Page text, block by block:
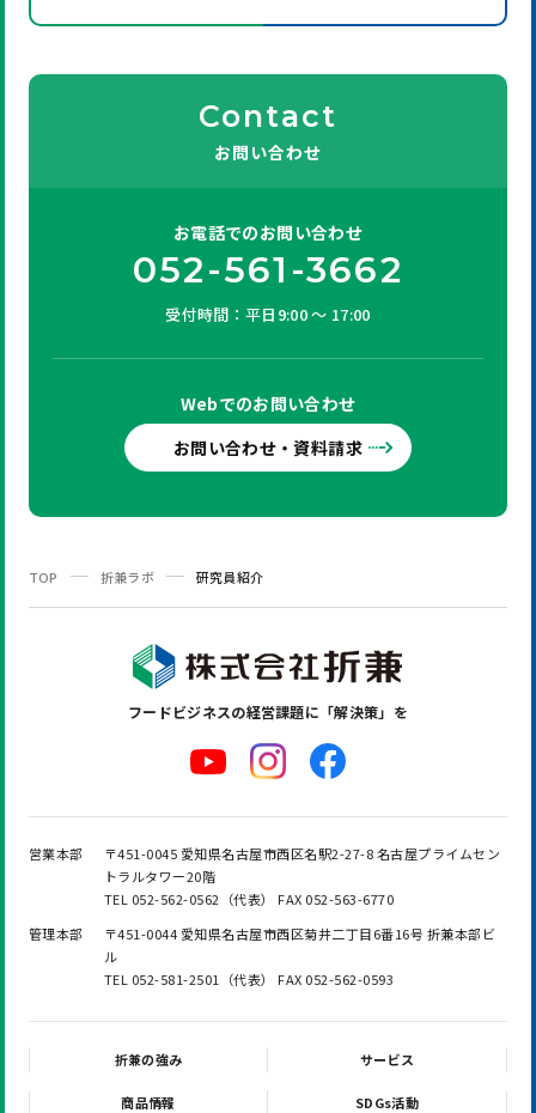
Contact
お問い合わせ
お電話でのお問い合わせ
052-561-3662
受付時間：平日9:00 ～ 17:00
Webでのお問い合わせ
お問い合わせ・資料請求
TOP 折兼ラボ 研究員紹介
フードビジネスの経営課題に「解決策」を
営業本部
〒451-0045 愛知県名古屋市西区名駅2-27-8 名古屋プライムセン
トラルタワー20階
TEL 052-562-0562（代表） FAX 052-563-6770
管理本部
〒451-0044 愛知県名古屋市西区菊井二丁目6番16号 折兼本部ビ
ル
TEL 052-581-2501（代表） FAX 052-562-0593
折兼の強み サービス
商品情報 SDGs活動